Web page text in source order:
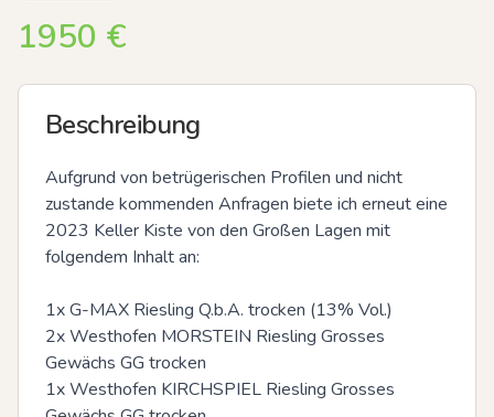
1950 €
Beschreibung
Aufgrund von betrügerischen Profilen und nicht
zustande kommenden Anfragen biete ich erneut eine
2023 Keller Kiste von den Großen Lagen mit
folgendem Inhalt an:
1x G-MAX Riesling Q.b.A. trocken (13% Vol.)
2x Westhofen MORSTEIN Riesling Grosses
Gewächs GG trocken
1x Westhofen KIRCHSPIEL Riesling Grosses